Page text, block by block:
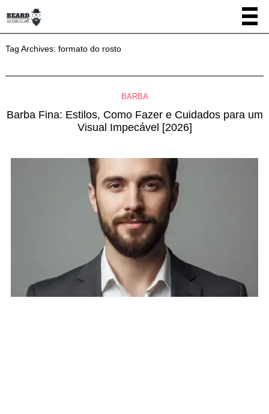
Tag Archives: formato do rosto
BARBA
Barba Fina: Estilos, Como Fazer e Cuidados para um
Visual Impecável [2026]